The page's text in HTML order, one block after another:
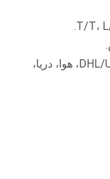
3. حمل و نقل: توسط DHL/UPS/Fedex express، هوا، دریا،